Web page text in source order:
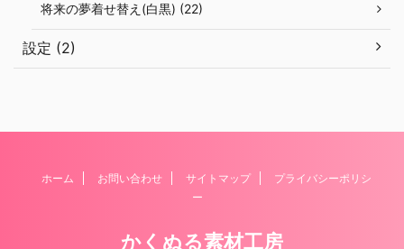
将来の夢着せ替え(白黒) (22)
設定 (2)
ホーム お問い合わせ サイトマップ
プライバシーポリシ
ー
かくぬる素材工房